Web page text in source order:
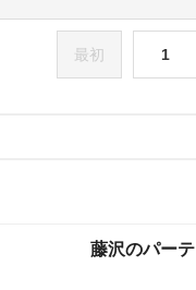
最初 1
藤沢のパー